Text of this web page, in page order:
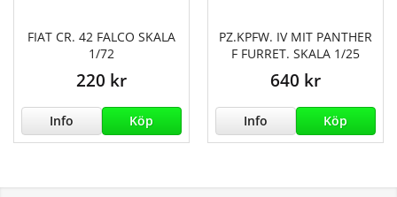
FIAT CR. 42 FALCO SKALA
1/72
220 kr
Info Köp
PZ.KPFW. IV MIT PANTHER
F FURRET. SKALA 1/25
640 kr
Info Köp